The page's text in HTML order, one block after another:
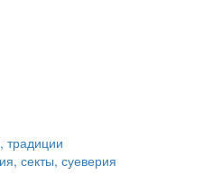
традиции
секты, суеверия